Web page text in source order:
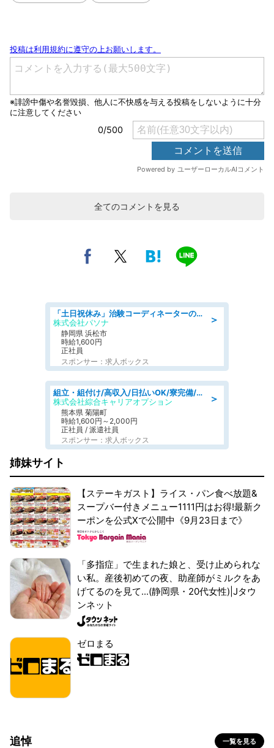
全てのコメントを見る
＞
「土日祝休み」治験コーディネーターのお仕事/未経験OK
株式会社パソナ
静岡県 浜松市
時給1,600円
正社員
スポンサー：求人ボックス
＞
組立・組付け/高収入/日払いOK/寮完備/交替制/20・30・40代活躍中
株式会社綜合キャリアオプション
熊本県 菊陽町
時給1,600円～2,000円
正社員 / 派遣社員
スポンサー：求人ボックス
姉妹サイト
【ステーキガスト】ライス・パン食べ放題&
スープバー付きメニュー1111円はお得!最新ク
ーポンを公式Xで公開中《9月23日まで》
「多指症」で生まれた娘と、受け止められな
い私。産後初めての夜、助産師がミルクをあ
げてるのを見て...(静岡県・20代女性)|Jタウ
ンネット
ゼロまる
追悼 一覧を見る